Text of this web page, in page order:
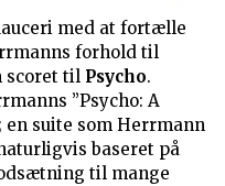
med at fortælle
forhold til
scoret til Psycho.
”Psycho: A
en suite som Herrmann
baseret på
til mange